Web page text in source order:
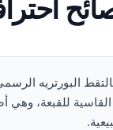
البورتريه
القاسية للقبعة،